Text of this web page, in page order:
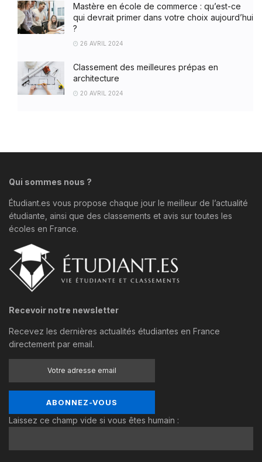
Mastère en école de commerce : qu’est-ce
qui devrait primer dans votre choix aujourd’hui
?
26 AVRIL 2024
Classement des meilleures prépas en
architecture
20 AVRIL 2024
Qui sommes nous ?
Étudiant.es vous propose chaque jour le meilleur de l’actualité
étudiante, ainsi que des classements et avis sur toutes les
écoles en France.
Recevoir notre newsletter
Recevez les dernières actualités étudiantes en France
directement par email.
Laissez ce champ vide si vous êtes humain :